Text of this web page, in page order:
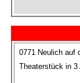
0771 Neulich auf
Theaterstück in 3